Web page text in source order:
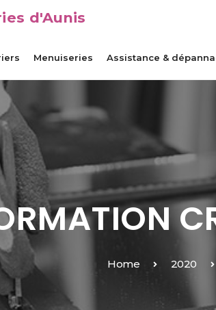
d'Aunis
Menuiseries Assistance &
Home 2020